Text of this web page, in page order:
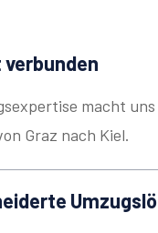
macht
Graz nach Kiel.